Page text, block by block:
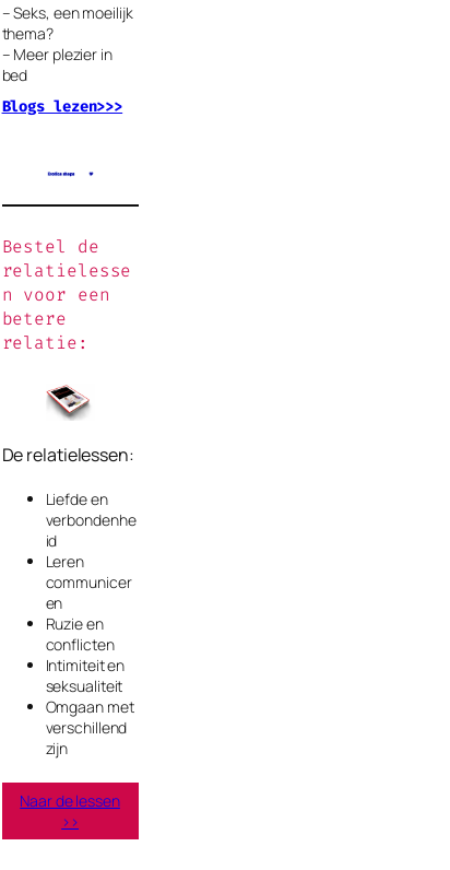
– Seks, een moeilijk
thema?
– Meer plezier in
bed
Blogs lezen>>>
Bestel de
relatielesse
n voor een
betere
relatie:
De relatielessen:
Liefde en
verbondenhe
id
Leren
communicer
en
Ruzie en
conflicten
Intimiteit en
seksualiteit
Omgaan met
verschillend
zijn
Naar de lessen
>>